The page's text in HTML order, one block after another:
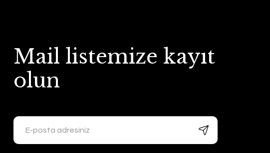
Mail listemize kayıt
olun